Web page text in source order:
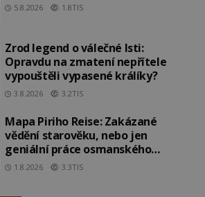
5.8.2026 1.8TIS
Zrod legend o válečné lsti:
Opravdu na zmatení nepřítele
vypouštěli vypasené králíky?
3.8.2026 3.2TIS
Mapa Piriho Reise: Zakázané
vědění starověku, nebo jen
geniální práce osmanského
admirála?
1.8.2026 3.3TIS